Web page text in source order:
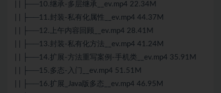
| | ├──10.继承-多层继承__ev.mp4 22.34M
| | ├──11.封装-私有化属性__ev.mp4 44.37M
| | ├──12.上午内容回顾__ev.mp4 28.41M
| | ├──13.封装-私有化方法__ev.mp4 41.24M
| | ├──14.扩展-方法重写案例-手机类__ev.mp4 35.91M
| | ├──15.多态-入门__ev.mp4 51.51M
| | ├──16.扩展_Java版多态__ev.mp4 46.95M